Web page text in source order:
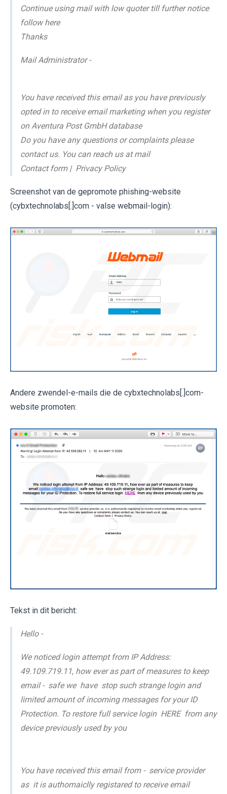
Continue using mail with low quoter till further notice
follow here
Thanks
Mail Administrator -
You have received this email as you have previously
opted in to receive email marketing when you register
on Aventura Post GmbH database
Do you have any questions or complaints please
contact us. You can reach us at mail
Contact form | Privacy Policy
Screenshot van de gepromote phishing-website
(cybxtechnolabs[.]com - valse webmail-login):
Andere zwendel-e-mails die de cybxtechnolabs[.]com-
website promoten:
Tekst in dit bericht:
Hello -
We noticed login attempt from IP Address:
49.109.719.11, how ever as part of measures to keep
email - safe we have stop such strange login and
limited amount of incoming messages for your ID
Protection. To restore full service login HERE from any
device previously used by you
You have received this email from - service provider
as it is authomaiclly registared to receive email